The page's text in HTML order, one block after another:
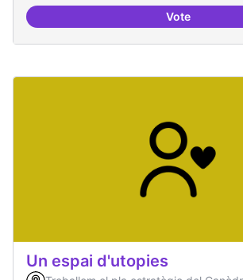
VoteCures i
Un espai d'utopies